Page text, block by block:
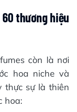
thương hiệu
còn là nơi
hoa niche và
thực sự là thiên
hoa: